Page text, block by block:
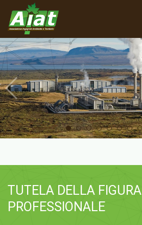
TUTELA DELLA FIGURA
PROFESSIONALE